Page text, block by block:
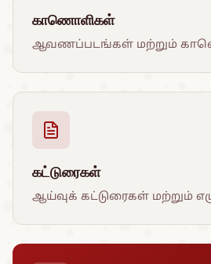
காணொளிகள்
ஆவணப்படங்கள் மற்றும்
கட்டுரைகள்
ஆய்வுக் கட்டுரைகள் மற்றும்